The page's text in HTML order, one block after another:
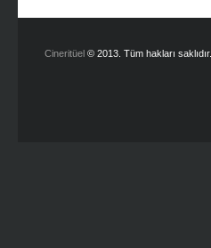
Cineritüel © 2013. Tüm hakları saklıdır.